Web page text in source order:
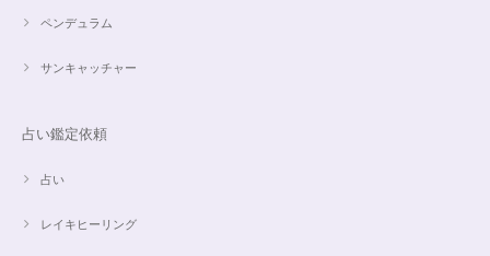
ペンデュラム
サンキャッチャー
占い鑑定依頼
占い
レイキヒーリング